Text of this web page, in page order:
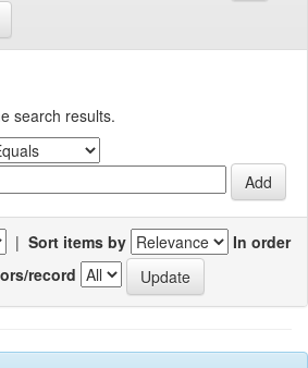
search results.
| Sort items by
In order
record